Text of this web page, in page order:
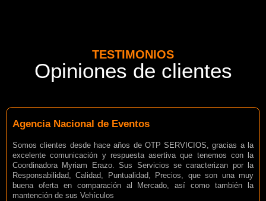
TESTIMONIOS
Opiniones de clientes
Agencia Nacional de Eventos
Somos clientes desde hace años de OTP SERVICIOS, gracias a la
excelente comunicación y respuesta asertiva que tenemos con la
Coordinadora Myriam Erazo. Sus Servicios se caracterizan por la
Responsabilidad, Calidad, Puntualidad, Precios, que son una muy
buena oferta en comparación al Mercado, así como también la
mantención de sus Vehículos